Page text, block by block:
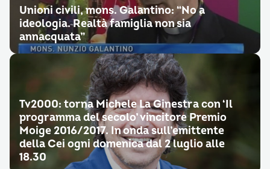
Unioni civili, mons. Galantino: “No a
ideologia. Realtà famiglia non sia
annacquata”
Tv2000: torna Michele La Ginestra con ‘Il
programma del secolo’ vincitore Premio
Moige 2016/2017. In onda sull’emittente
della Cei ogni domenica dal 2 luglio alle
18.30